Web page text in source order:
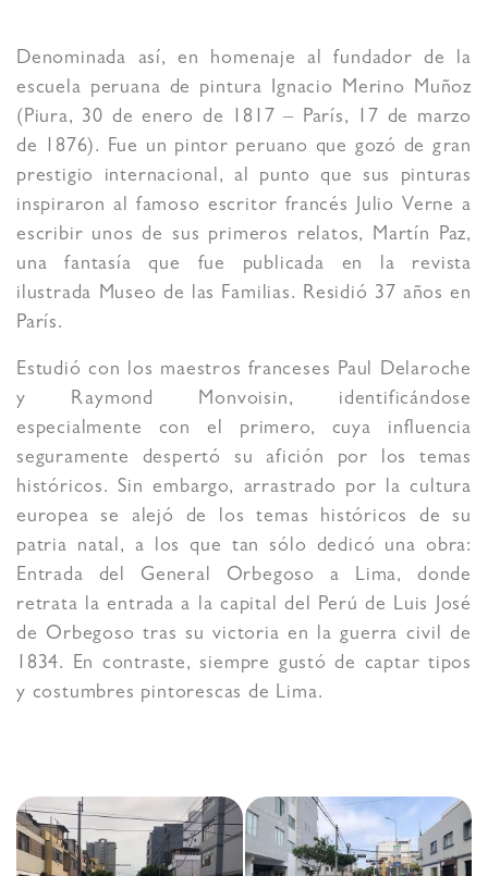
Denominada así, en homenaje al fundador de la
escuela peruana de pintura Ignacio Merino Muñoz
(Piura, 30 de enero de 1817 – París, 17 de marzo
de 1876). Fue un pintor peruano que gozó de gran
prestigio internacional, al punto que sus pinturas
inspiraron al famoso escritor francés Julio Verne a
escribir unos de sus primeros relatos, Martín Paz,
una fantasía que fue publicada en la revista
ilustrada Museo de las Familias. Residió 37 años en
París.
Estudió con los maestros franceses Paul Delaroche
y Raymond Monvoisin, identificándose
especialmente con el primero, cuya influencia
seguramente despertó su afición por los temas
históricos. Sin embargo, arrastrado por la cultura
europea se alejó de los temas históricos de su
patria natal, a los que tan sólo dedicó una obra:
Entrada del General Orbegoso a Lima, donde
retrata la entrada a la capital del Perú de Luis José
de Orbegoso tras su victoria en la guerra civil de
1834. En contraste, siempre gustó de captar tipos
y costumbres pintorescas de Lima.